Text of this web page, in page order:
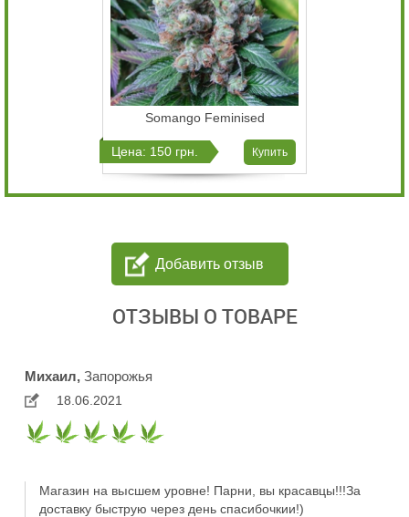
Somango Feminised
Цена: 150 грн. Купить
ОТЗЫВЫ О ТОВАРЕ
Добавить отзыв
Михаил,Запорожья
18.06.2021
Магазин на вьıcшем уровне! Парни, вы красавцы!!!За
доставку быструю через день спасибочкии!)